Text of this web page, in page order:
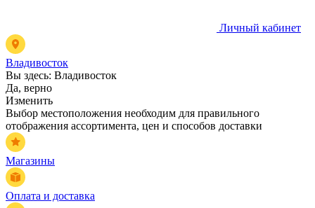
Личный кабинет
Владивосток
Вы здесь: Владивосток
Да, верно
Изменить
Выбор местоположения необходим для правильного
отображения ассортимента, цен и способов доставки
Магазины
Оплата и доставка